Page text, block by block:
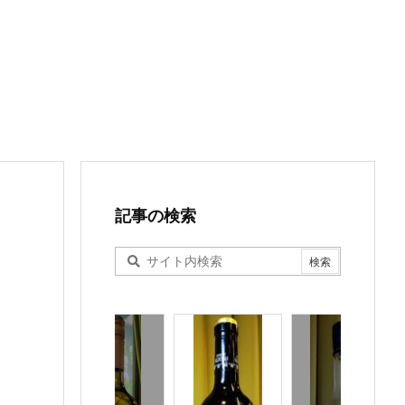
記事の検索